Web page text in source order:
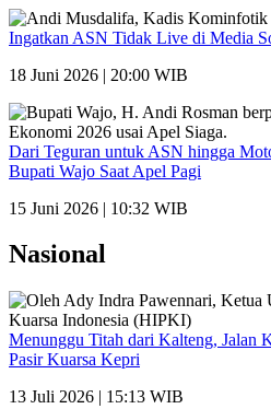
Ingatkan ASN Tidak Live di Media
18 Juni 2026 | 20:00 WIB
Dari Teguran untuk ASN hingga
Bupati Wajo Saat Apel Pagi
15 Juni 2026 | 10:32 WIB
Nasional
Menunggu Titah dari Kalteng, Jalan
Pasir Kuarsa Kepri
13 Juli 2026 | 15:13 WIB